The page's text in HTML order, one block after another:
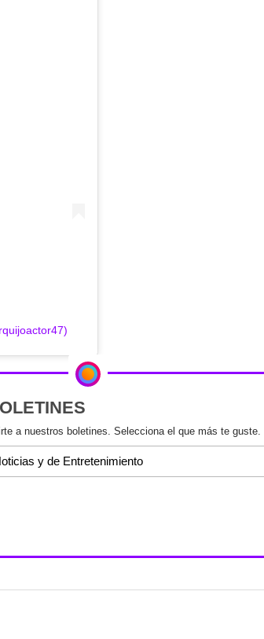
a nuestros boletines. Selecciona el que más te guste.